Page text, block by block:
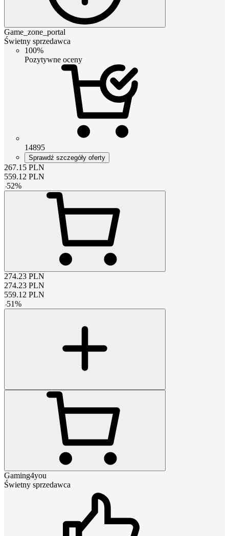
Game_zone_portal
Świetny sprzedawca
100%
Pozytywne oceny
14895
Sprawdź szczegóły oferty
267.15 PLN
559.12 PLN
-52%
274.23 PLN
274.23 PLN
559.12 PLN
-51%
Gaming4you
Świetny sprzedawca